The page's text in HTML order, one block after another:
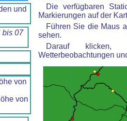
und
bis 07
von
von
Die verfügbaren
Markierungen auf der
Führen Sie die Maus
sehen.
Darauf
Wetterbeobachtungen